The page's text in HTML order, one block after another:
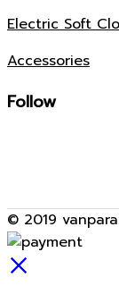
Electric Soft
Accessories
Follow
© 2019